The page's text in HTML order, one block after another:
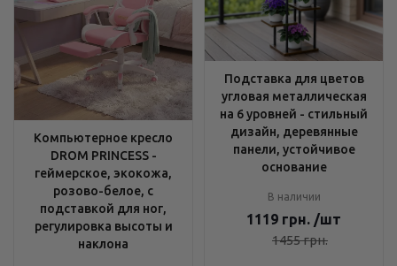
Компьютерное кресло
DROM PRINCESS -
геймерское, экокожа,
розово-белое, с
подставкой для ног,
регулировка высоты и
наклона
Подставка для цветов
угловая металлическая
на 6 уровней - стильный
дизайн, деревянные
панели, устойчивое
основание
В наличии
1119 грн. /шт
1455грн.